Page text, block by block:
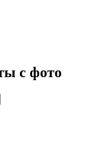
с фото